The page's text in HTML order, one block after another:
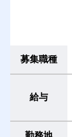
募集職種
給与